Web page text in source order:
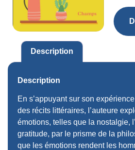
Description
Description
En s’appuyant sur son
des récits littéraires, l’auteure
émotions, telles que la nostalgie,
gratitude, par le prisme de la
que les émotions rendent les